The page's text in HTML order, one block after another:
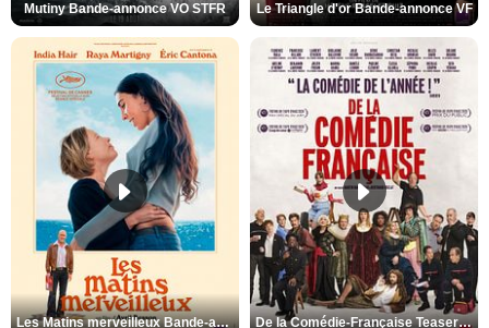
Mutiny Bande-annonce VO STFR Le Triangle d'or Bande-annonce VF
Les Matins merveilleux Bande-annonce VF De la Comédie-Française Teaser VF